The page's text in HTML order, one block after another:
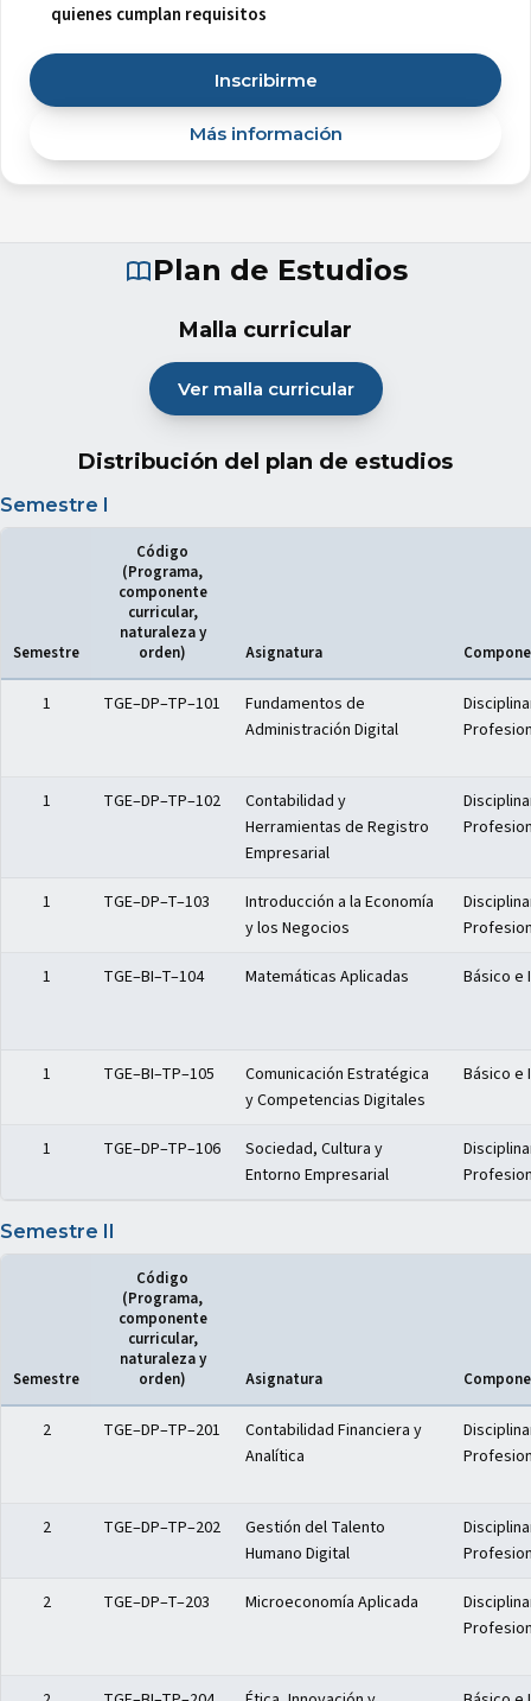
quienes cumplan requisitos
Inscribirme
Más información
Plan de Estudios
Malla curricular
Ver malla curricular(abre en nueva pestaña)
Distribución del plan de estudios
Semestre I
Distribución del plan de estudios — Semestre I
Semestre
Código
(Programa,
componente
curricular,
naturaleza y
orden)
Asignatura
1 TGE–DP–TP–101
Fundamentos de
Administración Digital
1 TGE–DP–TP–102
Contabilidad y
Herramientas de Registro
Empresarial
1 TGE–DP–T–103
Introducción a la Economía
y los Negocios
1 TGE–BI–T–104 Matemáticas Aplicadas Básico e
1 TGE–BI–TP–105
Comunicación Estratégica
y Competencias Digitales
Básico e
1 TGE–DP–TP–106
Sociedad, Cultura y
Entorno Empresarial
Semestre II
Distribución del plan de estudios — Semestre II
Semestre
Código
(Programa,
componente
curricular,
naturaleza y
orden)
Asignatura
2 TGE–DP–TP–201
Contabilidad Financiera y
Analítica
2 TGE–DP–TP–202
Gestión del Talento
Humano Digital
2 TGE–DP–T–203 Microeconomía Aplicada